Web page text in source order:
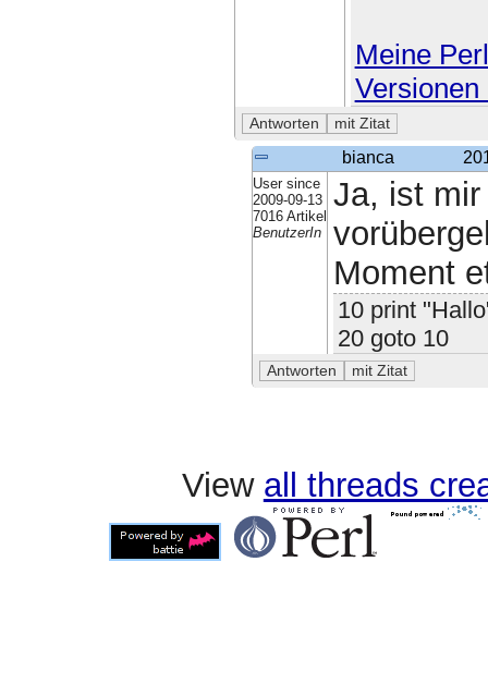
Meine
bianca
User since
2009-09-13
7016 Artikel
BenutzerIn
Ja, ist
Moment
10 print
20 goto 10
View all threads